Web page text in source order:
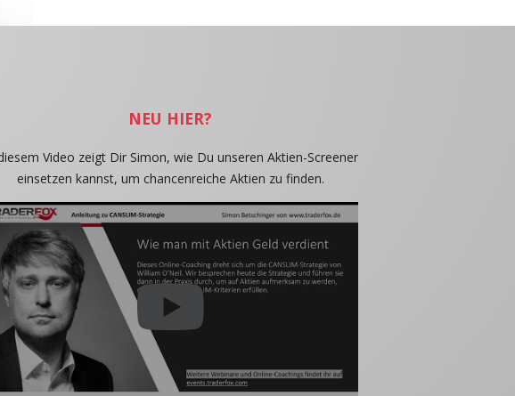
NEU HIER?
Video zeigt Dir Simon, wie Du unseren Aktien-Screener
einsetzen kannst, um chancenreiche Aktien zu finden.